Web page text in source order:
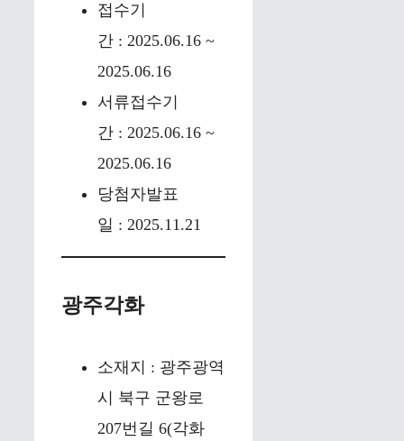
접수기
간 : 2025.06.16 ~
2025.06.16
서류접수기
간 : 2025.06.16 ~
2025.06.16
당첨자발표
일 : 2025.11.21
광주각화
소재지 : 광주광역
시 북구 군왕로
207번길 6(각화